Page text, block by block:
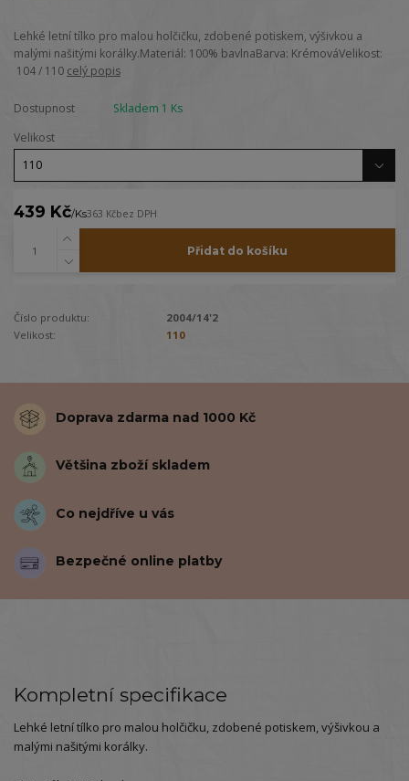
Lehké letní tílko pro malou holčičku, zdobené potiskem, výšivkou a
malými našitými korálky.Materiál: 100% bavlnaBarva: KrémováVelikost:
104 / 110 celý popis
Dostupnost
Skladem 1 Ks
Velikost
439 Kč/Ks363 Kčbez DPH
Přidat do košíku
Číslo produktu:
2004/14'2
Velikost:
110
Doprava zdarma nad 1000 Kč
Většina zboží skladem
Co nejdříve u vás
Bezpečné online platby
Kompletní specifikace
Lehké letní tílko pro malou holčičku, zdobené potiskem, výšivkou a
malými našitými korálky.